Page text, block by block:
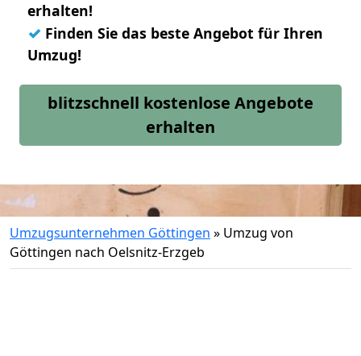
erhalten!
✓ Finden Sie das beste Angebot für Ihren
Umzug!
blitzschnell kostenlose Angebote
erhalten
Umzugsunternehmen Göttingen » Umzug von
Göttingen nach Oelsnitz-Erzgeb